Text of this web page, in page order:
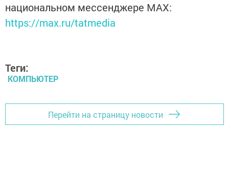
национальном мессенджере MАХ:
https://max.ru/tatmedia
Теги:
КОМПЬЮТЕР
Перейти на страницу новости